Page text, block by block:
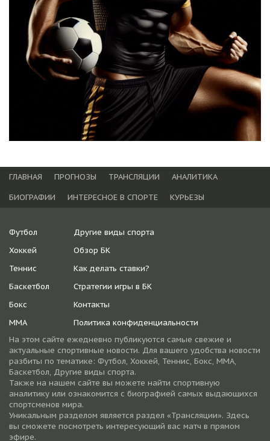
ГЛАВНАЯ ПРОГНОЗЫ ТРАНСЛЯЦИИ
АНАЛИТИКА
БИОГРАФИИ
ИНТЕРЕСНОЕ В СПОРТЕ КУРЬЕЗЫ
Футбол
Хоккей
Теннис
Баскетбол
Бокс
ММА
Другие виды спорта
Обзор БК
Как делать ставки?
Стратегии игры в БК
Контакты
Политика конфиденциальности
На этом сайте ежедневно публикуются самые свежие и
актуальные спортивные новости. Для вашего удобства новости
разбиты по тематике: Футбол, Хоккей, Теннис, Бокс, ММА,
Баскетбол, Другие виды спорта.
Также на нашем сайте вы можете найти спортивную
аналитику или ознакомится с биографией самых выдающихся
спортсменов мира.
Уникальным разделом является раздел «Трансляции». Здесь
вы сможете посмотреть интересующий вас матч в прямом
эфире.